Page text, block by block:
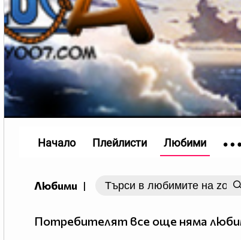
Любими |
Потребителят все още няма
Начало Плейлисти Любими